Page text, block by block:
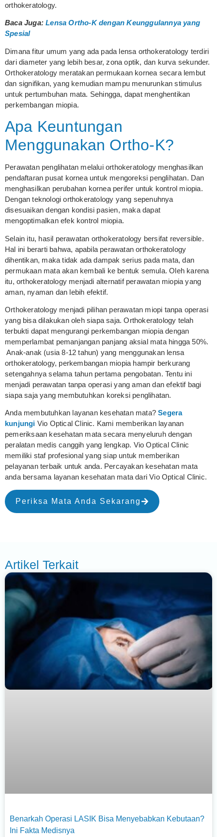
orthokeratology.
Baca Juga:Lensa Ortho-K dengan Keunggulannya yang
Spesial
Dimana fitur umum yang ada pada lensa orthokeratology terdiri
dari diameter yang lebih besar, zona optik, dan kurva sekunder.
Orthokeratology meratakan permukaan kornea secara lembut
dan signifikan, yang kemudian mampu menurunkan stimulus
untuk pertumbuhan mata. Sehingga, dapat menghentikan
perkembangan miopia.
Apa Keuntungan
Menggunakan Ortho-K?
Perawatan penglihatan melalui orthokeratology menghasilkan
pendaftaran pusat kornea untuk mengoreksi penglihatan. Dan
menghasilkan perubahan kornea perifer untuk kontrol miopia.
Dengan teknologi orthokeratology yang sepenuhnya
disesuaikan dengan kondisi pasien, maka dapat
mengoptimalkan efek kontrol miopia.
Selain itu, hasil perawatan orthokeratology bersifat reversible.
Hal ini berarti bahwa, apabila perawatan orthokeratology
dihentikan, maka tidak ada dampak serius pada mata, dan
permukaan mata akan kembali ke bentuk semula. Oleh karena
itu, orthokeratology menjadi alternatif perawatan miopia yang
aman, nyaman dan lebih efektif.
Orthokeratology menjadi pilihan perawatan miopi tanpa operasi
yang bisa dilakukan oleh siapa saja. Orthokeratology telah
terbukti dapat mengurangi perkembangan miopia dengan
memperlambat pemanjangan panjang aksial mata hingga 50%.
Anak-anak (usia 8-12 tahun) yang menggunakan lensa
orthokeratology, perkembangan miopia hampir berkurang
setengahnya selama tahun pertama pengobatan. Tentu ini
menjadi perawatan tanpa operasi yang aman dan efektif bagi
siapa saja yang membutuhkan koreksi penglihatan.
Anda membutuhkan layanan kesehatan mata?Segera
kunjungi Vio Optical Clinic. Kami memberikan layanan
pemeriksaan kesehatan mata secara menyeluruh dengan
peralatan medis canggih yang lengkap. Vio Optical Clinic
memiliki staf profesional yang siap untuk memberikan
pelayanan terbaik untuk anda. Percayakan kesehatan mata
anda bersama layanan kesehatan mata dari Vio Optical Clinic.
Periksa Mata Anda Sekarang
Artikel Terkait
Benarkah Operasi LASIK Bisa Menyebabkan Kebutaan?
Ini Fakta Medisnya